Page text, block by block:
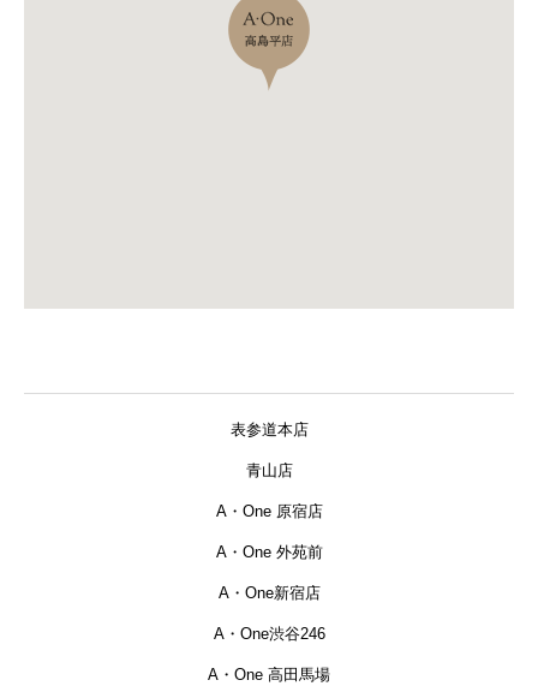
表参道本店
青山店
A・One 原宿店
A・One 外苑前
A・One新宿店
A・One渋谷246
A・One 高田馬場